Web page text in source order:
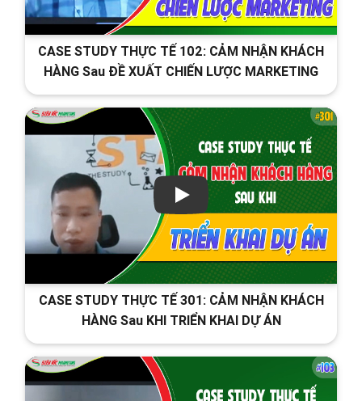
CASE STUDY THỰC TẾ 102: CẢM NHẬN KHÁCH
HÀNG Sau ĐỀ XUẤT CHIẾN LƯỢC MARKETING
CASE STUDY THỰC TẾ 301: CẢM NHẬN KHÁCH
HÀNG Sau KHI TRIỂN KHAI DỰ ÁN